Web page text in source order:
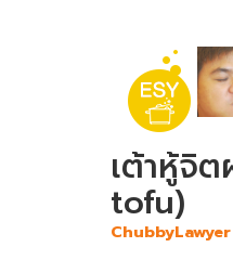
เต้าหู้จิ
tofu)
ChubbyLawyer